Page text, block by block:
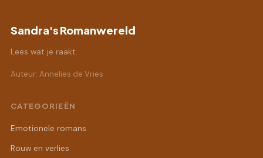
Sandra's Romanwereld
Lees wat je raakt.
Auteur: Annelies de Vries
CATEGORIEËN
Emotionele romans
Rouw en verlies